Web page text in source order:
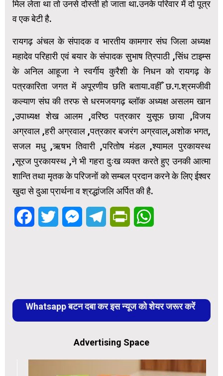
मिल लेता था तो उनसे दोस्ती हो जाता था.उनके परिवार में दो पूत्र
व एक बेटी है.
रायगढ़ अंचल के संपादक व भारतीय कामगार संघ जिला अध्यक्ष
महादेव परिहारी एवं बयार के संपादक सुभाष त्रिपाठी ,सिंध टाइम्स
के अनिल आहूजा ने स्वर्गीय कुरैशी के निधन को रायगढ़ के
पत्रकारिता जगत में अपूरणीय छति बताया.वहीँ छ.ग.श्रमजीवी
कल्याण संघ की तरफ से धरमजयगढ़ ब्लॉक अध्यक्ष असलम खान
,उपाध्यक्ष शेख आलम ,वरिष्ठ पत्रकार युसूफ छाया ,विजय
अग्रवाल ,हरी अग्रवाल ,पत्रकार बजरंग अग्रवाल,अशोक भगत,
सजल मधु ,ऋषभ तिवारी ,परितोष मंडल ,श्यामल पुरकायस्थ
,सूरज पुरकायस्थ ,ने भी गहरा दुःख व्यक्त करते हुए उनकी आत्मा
शान्ति तथा मृतक के परिजनों को सम्बल प्रदान करने के लिए ईश्वर
खुदा से दुआ प्रार्थना व श्रद्धांजलि अर्पित की है.
FacebookTwitter MessengerTelegramPrintFriendly
Whatsapp बटन दबा कर इस न्यूज को शेयर जरूर करें
Advertising Space